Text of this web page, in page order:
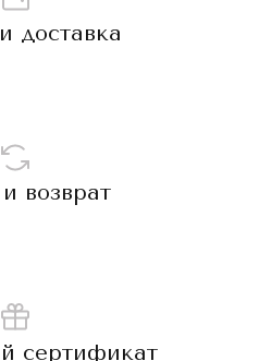
доставка
возврат
сертификат